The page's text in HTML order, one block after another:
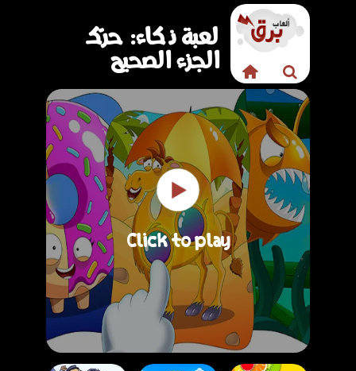
لعبة ذكاء: حرّك
الجزء الصحيح
Click to play